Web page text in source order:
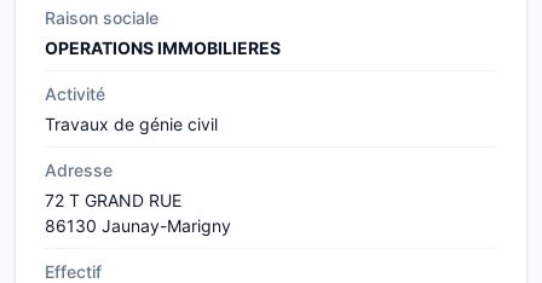
Raison sociale
OPERATIONS IMMOBILIERES
Activité
Travaux de génie civil
Adresse
72 T GRAND RUE
86130 Jaunay-Marigny
Effectif